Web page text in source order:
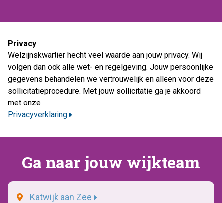
Privacy
Welzijnskwartier hecht veel waarde aan jouw privacy. Wij
volgen dan ook alle wet- en regelgeving. Jouw persoonlijke
gegevens behandelen we vertrouwelijk en alleen voor deze
sollicitatieprocedure. Met jouw sollicitatie ga je akkoord
met onze
Privacyverklaring .
Ga naar jouw wijkteam
Katwijk aan Zee